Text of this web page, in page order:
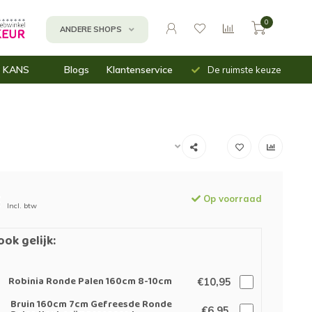
ANDERE SHOPS
0
KANS Blogs Klantenservice
leverbaar
verzending
De ruimste keuze
Incl. btw
Op voorraad
gelijk:
Robinia Ronde Palen 160cm 8-10cm €10,95
Bruin 160cm 7cm Gefreesde Ronde